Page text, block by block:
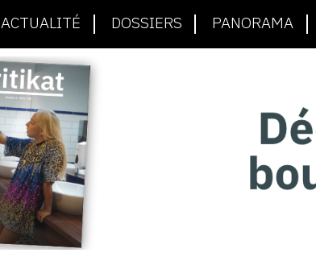
ACTUALITÉ DOSSIERS PANORAMA